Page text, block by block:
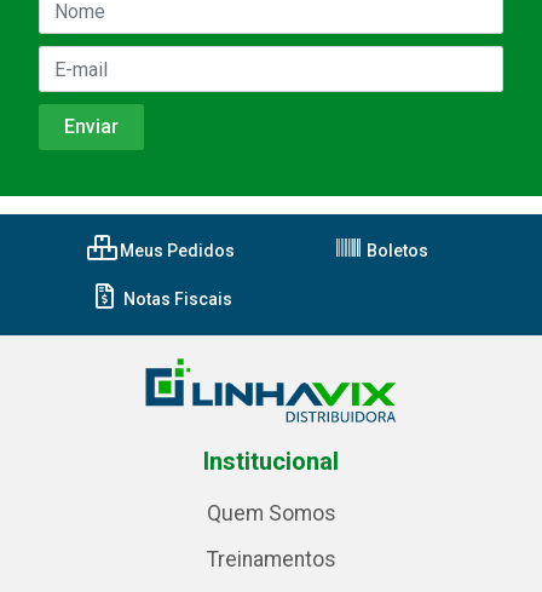
Meus Pedidos Boletos
Notas Fiscais
Institucional
Quem Somos
Treinamentos